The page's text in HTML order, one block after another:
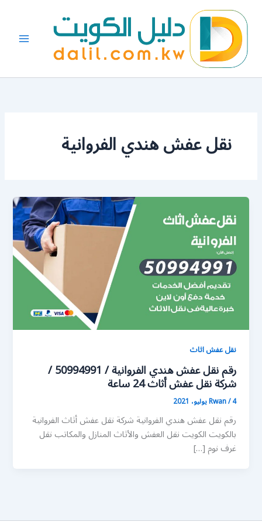
المحتوى
نقل عفش هندي الفروانية
نقل عفش اثاث
رقم نقل عفش هندي الفروانية / 50994991 /
شركة نقل عفش أثاث 24 ساعة
Rwan/4 يوليو، 2021
رقم نقل عفش هندي الفروانية شركة نقل عفش أثاث الفروانية
بالكويت الكويت نقل العفش والأثاث المنازل والمكاتب نقل
غرف نوم […]